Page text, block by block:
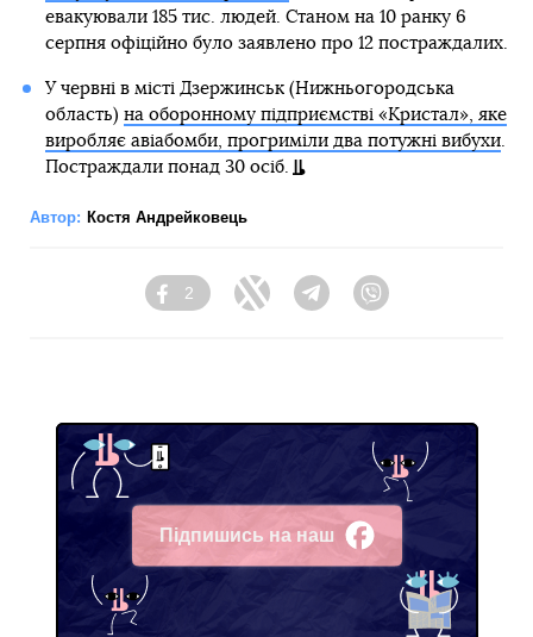
евакуювали 185 тис. людей. Станом на 10 ранку 6
серпня офіційно було заявлено про 12 постраждалих.
У червні в місті Дзержинськ (Нижньогородська
область) на оборонному підприємстві «Кристал», яке
виробляє авіабомби, прогриміли два потужні вибухи.
Постраждали понад 30 осіб.
Автор: Костя Андрейковець
Facebook
2
Twitter TelegramViber
Підпишись на наш
Facebook